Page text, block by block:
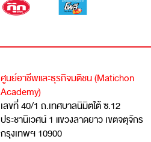
ศูนย์อาชีพและธุรกิจมติชน (Matichon
Academy)
เลขที่ 40/1 ถ.เทศบาลนิมิตใต้ ซ.12
ประชานิเวศน์ 1 แขวงลาดยาว เขตจตุจักร
กรุงเทพฯ 10900